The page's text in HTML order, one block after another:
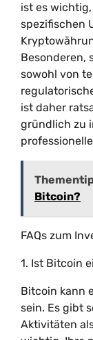
ist es
spezifischen
Besonderen,
sowohl von
ist daher
gründlich zu
Bitcoin?
FAQs zum
1. Ist Bitcoin
Bitcoin kann
sein. Es gibt
Aktivitäten